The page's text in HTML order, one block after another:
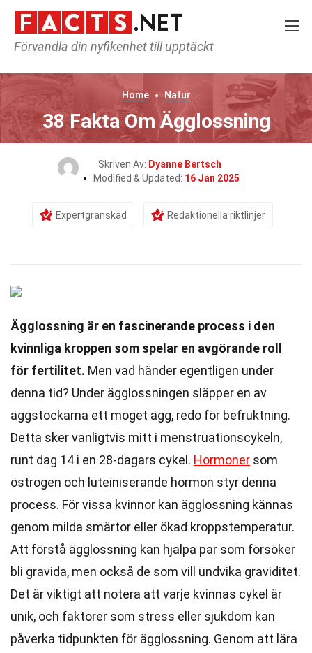
Förvandla din nyfikenhet till upptäckt
Home Natur
38 Fakta Om Ägglossning
Skriven Av: Dyanne Bertsch
Modified & Updated: 16 Jan 2025
Expertgranskad Redaktionella riktlinjer
Ägglossning är en fascinerande process i den
kvinnliga kroppen som spelar en avgörande roll
för fertilitet. Men vad händer egentligen under
denna tid? Under ägglossningen släpper en av
äggstockarna ett moget ägg, redo för befruktning.
Detta sker vanligtvis mitt i menstruationscykeln,
runt dag 14 i en 28-dagars cykel. Hormoner som
östrogen och luteiniserande hormon styr denna
process. För vissa kvinnor kan ägglossning kännas
genom milda smärtor eller ökad kroppstemperatur.
Att förstå ägglossning kan hjälpa par som försöker
bli gravida, men också de som vill undvika graviditet.
Det är viktigt att notera att varje kvinnas cykel är
unik, och faktorer som stress eller sjukdom kan
påverka tidpunkten för ägglossning. Genom att lära